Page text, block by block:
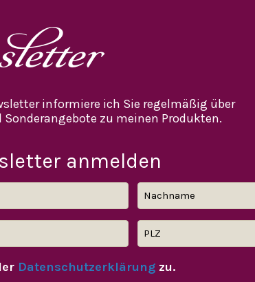
informiere ich Sie regelmäßig über
zu meinen Produkten.
anmelden
Datenschutzerklärung zu.